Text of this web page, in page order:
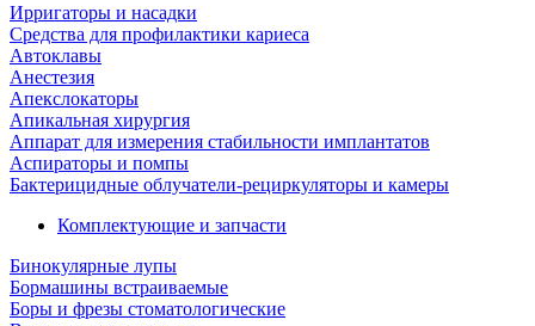
Ирригаторы и насадки
Средства для профилактики кариеса
Автоклавы
Анестезия
Апекслокаторы
Апикальная хирургия
Аппарат для измерения стабильности имплантатов
Аспираторы и помпы
Бактерицидные облучатели-рециркуляторы и камеры
Комплектующие и запчасти
Бинокулярные лупы
Бормашины встраиваемые
Боры и фрезы стоматологические